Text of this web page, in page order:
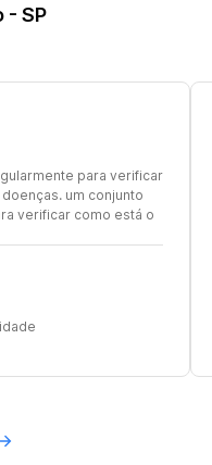
- SP
para verificar
um conjunto
verificar como está o